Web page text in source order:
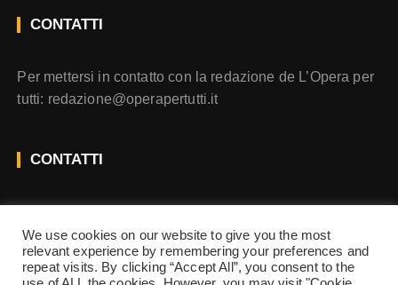
CONTATTI
Per mettersi in contatto con la redazione de L’Opera per
tutti: redazione@operapertutti.it
CONTATTI
redazione@operapertutti.it
We use cookies on our website to give you the most
relevant experience by remembering your preferences and
repeat visits. By clicking “Accept All”, you consent to the